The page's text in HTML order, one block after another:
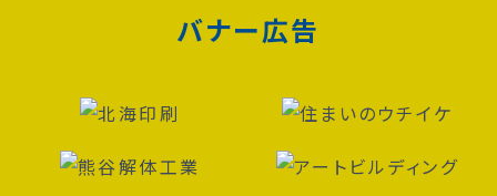
バナー広告